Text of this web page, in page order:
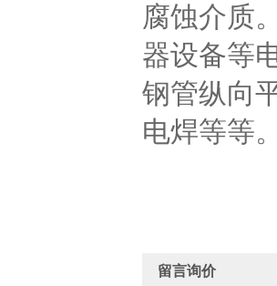
腐蚀介质
器设备等
钢管纵向
电焊等等
留言询价